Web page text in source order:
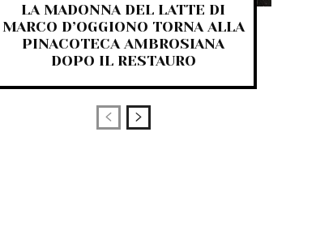
LA MADONNA DEL LATTE DI
MARCO D’OGGIONO TORNA ALLA
PINACOTECA AMBROSIANA
DOPO IL RESTAURO